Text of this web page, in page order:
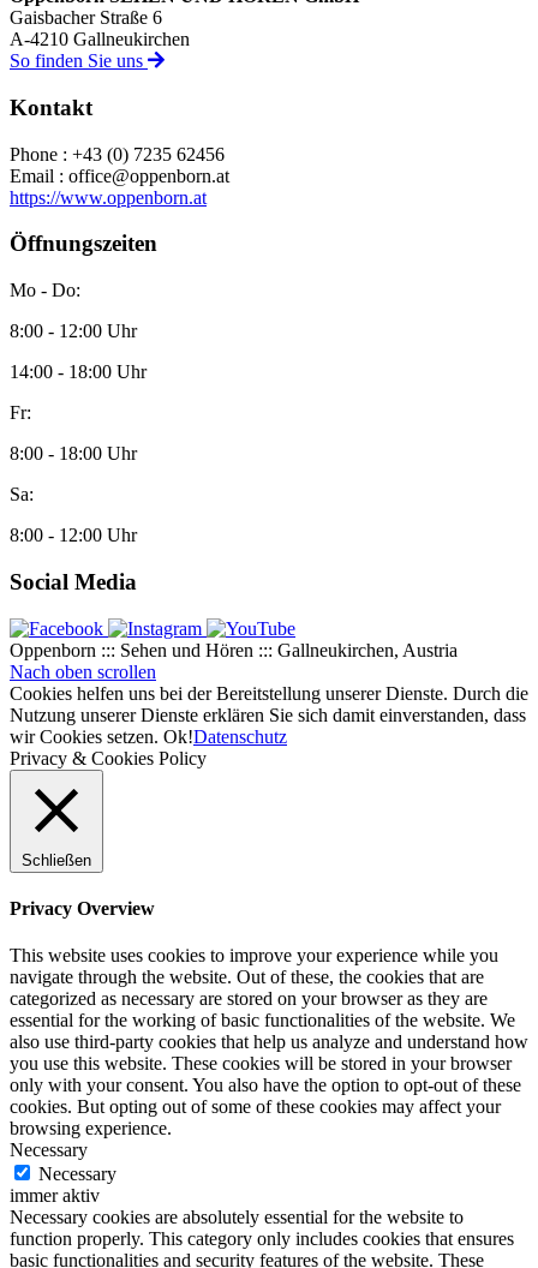
Gaisbacher Straße 6
A-4210 Gallneukirchen
So finden Sie uns
Kontakt
Phone : +43 (0) 7235 62456
Email : office@oppenborn.at
https://www.oppenborn.at
Öffnungszeiten
Mo - Do:
8:00 - 12:00 Uhr
14:00 - 18:00 Uhr
Fr:
8:00 - 18:00 Uhr
Sa:
8:00 - 12:00 Uhr
Social Media
Oppenborn ::: Sehen und Hören ::: Gallneukirchen, Austria
Nach oben scrollen
Cookies helfen uns bei der Bereitstellung unserer Dienste. Durch die
Nutzung unserer Dienste erklären Sie sich damit einverstanden, dass
wir Cookies setzen. Ok!Datenschutz
Privacy & Cookies Policy
Schließen
Privacy Overview
This website uses cookies to improve your experience while you
navigate through the website. Out of these, the cookies that are
categorized as necessary are stored on your browser as they are
essential for the working of basic functionalities of the website. We
also use third-party cookies that help us analyze and understand how
you use this website. These cookies will be stored in your browser
only with your consent. You also have the option to opt-out of these
cookies. But opting out of some of these cookies may affect your
browsing experience.
Necessary
Necessary
immer aktiv
Necessary cookies are absolutely essential for the website to
function properly. This category only includes cookies that ensures
basic functionalities and security features of the website. These